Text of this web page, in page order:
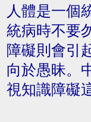
人體是一個
統病時不要
障礙則會引
向於愚昧。
視知識障礙